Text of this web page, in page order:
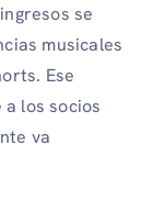
se
musicales
Ese
los socios
va